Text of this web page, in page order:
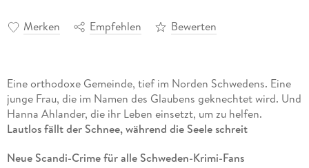
Merken Empfehlen Bewerten
Eine orthodoxe Gemeinde, tief im Norden Schwedens. Eine
junge Frau, die im Namen des Glaubens geknechtet wird. Und
Hanna Ahlander, die ihr Leben einsetzt, um zu helfen.
Lautlos fällt der Schnee, während die Seele schreit
Neue Scandi-Crime für alle Schweden-Krimi-Fans